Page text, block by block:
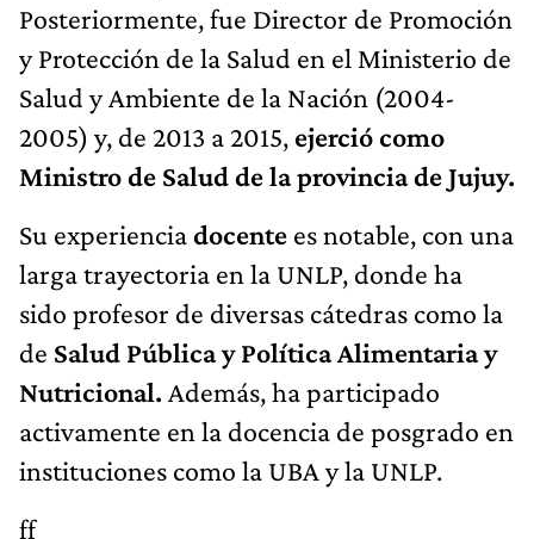
Posteriormente, fue Director de Promoción
y Protección de la Salud en el Ministerio de
Salud y Ambiente de la Nación (2004-
2005) y, de 2013 a 2015, ejerció como
Ministro de Salud de la provincia de Jujuy.
Su experienciadocente es notable, con una
larga trayectoria en la UNLP, donde ha
sido profesor de diversas cátedras como la
de Salud Pública y Política Alimentaria y
Nutricional. Además, ha participado
activamente en la docencia de posgrado en
instituciones como la UBA y la UNLP.
ff